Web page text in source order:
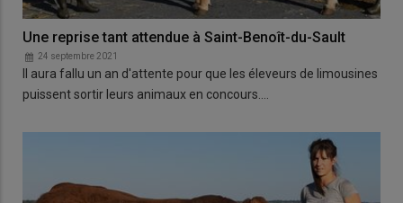
Une reprise tant attendue à Saint-Benoît-du-Sault
24 septembre 2021
Il aura fallu un an d'attente pour que les éleveurs de limousines
puissent sortir leurs animaux en concours.…